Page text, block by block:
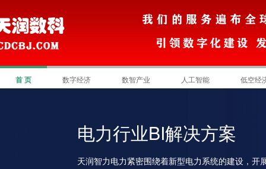
首 页 数字经济 数智产业 人工智能 低空经
电力行业BI解决方案
天润智力电力紧密围绕着新型电力系统的建设，